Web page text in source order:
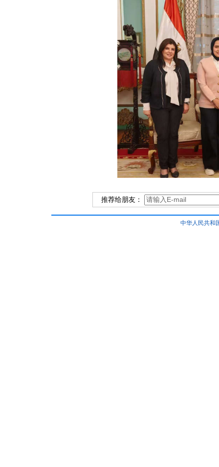
推荐给朋友：
中华人民共和